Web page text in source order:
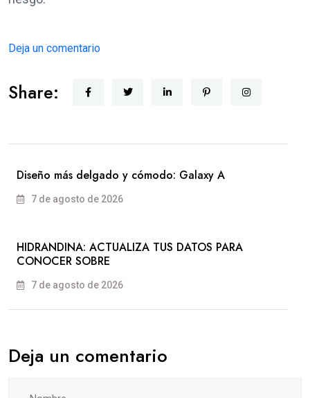
Deja un comentario
Share:
Diseño más delgado y cómodo: Galaxy A
7 de agosto de 2026
HIDRANDINA: ACTUALIZA TUS DATOS PARA
CONOCER SOBRE
7 de agosto de 2026
Deja un comentario